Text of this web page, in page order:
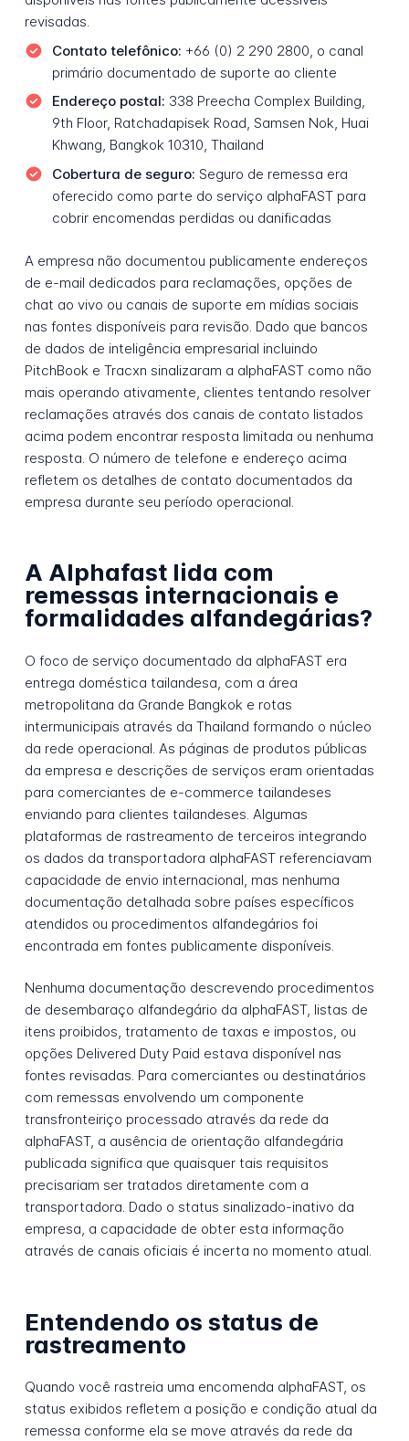
revisadas.
Contato telefônico: +66 (0) 2 290 2800, o canal
primário documentado de suporte ao cliente
Endereço postal: 338 Preecha Complex Building,
9th Floor, Ratchadapisek Road, Samsen Nok, Huai
Khwang, Bangkok 10310, Thailand
Cobertura de seguro: Seguro de remessa era
oferecido como parte do serviço alphaFAST para
cobrir encomendas perdidas ou danificadas
A empresa não documentou publicamente endereços
de e-mail dedicados para reclamações, opções de
chat ao vivo ou canais de suporte em mídias sociais
nas fontes disponíveis para revisão. Dado que bancos
de dados de inteligência empresarial incluindo
PitchBook e Tracxn sinalizaram a alphaFAST como não
mais operando ativamente, clientes tentando resolver
reclamações através dos canais de contato listados
acima podem encontrar resposta limitada ou nenhuma
resposta. O número de telefone e endereço acima
refletem os detalhes de contato documentados da
empresa durante seu período operacional.
A Alphafast lida com
remessas internacionais e
formalidades alfandegárias?
O foco de serviço documentado da alphaFAST era
entrega doméstica tailandesa, com a área
metropolitana da Grande Bangkok e rotas
intermunicipais através da Thailand formando o núcleo
da rede operacional. As páginas de produtos públicas
da empresa e descrições de serviços eram orientadas
para comerciantes de e-commerce tailandeses
enviando para clientes tailandeses. Algumas
plataformas de rastreamento de terceiros integrando
os dados da transportadora alphaFAST referenciavam
capacidade de envio internacional, mas nenhuma
documentação detalhada sobre países específicos
atendidos ou procedimentos alfandegários foi
encontrada em fontes publicamente disponíveis.
Nenhuma documentação descrevendo procedimentos
de desembaraço alfandegário da alphaFAST, listas de
itens proibidos, tratamento de taxas e impostos, ou
opções Delivered Duty Paid estava disponível nas
fontes revisadas. Para comerciantes ou destinatários
com remessas envolvendo um componente
transfronteiriço processado através da rede da
alphaFAST, a ausência de orientação alfandegária
publicada significa que quaisquer tais requisitos
precisariam ser tratados diretamente com a
transportadora. Dado o status sinalizado-inativo da
empresa, a capacidade de obter esta informação
através de canais oficiais é incerta no momento atual.
Entendendo os status de
rastreamento
Quando você rastreia uma encomenda alphaFAST, os
status exibidos refletem a posição e condição atual da
remessa conforme ela se move através da rede da